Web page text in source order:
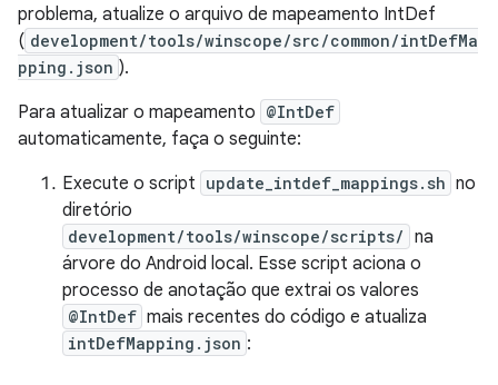
problema, atualize o arquivo de mapeamento IntDef
( development/tools/winscope/src/common/intDefMa
pping.json ).
Para atualizar o mapeamento @IntDef
automaticamente, faça o seguinte:
Execute o script update_intdef_mappings.sh no
diretório
development/tools/winscope/scripts/ na
árvore do Android local. Esse script aciona o
processo de anotação que extrai os valores
@IntDef mais recentes do código e atualiza
intDefMapping.json :